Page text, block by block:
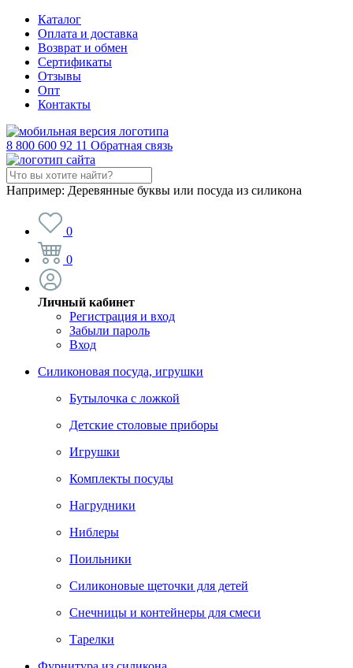
Каталог
Оплата и доставка
Возврат и обмен
Сертификаты
Отзывы
Опт
Контакты
8 800 600 92 11 Обратная связь
Например: Деревянные буквы или посуда из силикона
0
0
Личный кабинет
Регистрация и вход
Забыли пароль
Вход
Силиконовая посуда, игрушки
Бутылочка с ложкой
Детские столовые приборы
Игрушки
Комплекты посуды
Нагрудники
Ниблеры
Поильники
Силиконовые щеточки для детей
Снечницы и контейнеры для смеси
Тарелки